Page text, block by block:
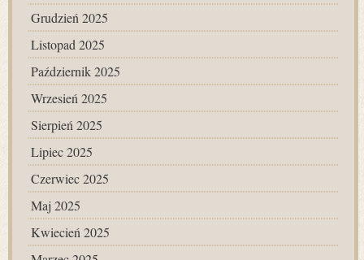
Grudzień 2025
Listopad 2025
Październik 2025
Wrzesień 2025
Sierpień 2025
Lipiec 2025
Czerwiec 2025
Maj 2025
Kwiecień 2025